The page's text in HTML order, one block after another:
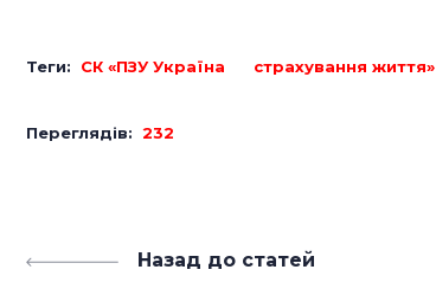
Теги: СК «ПЗУ Україна страхування життя»
Переглядів: 232
Назад до статей